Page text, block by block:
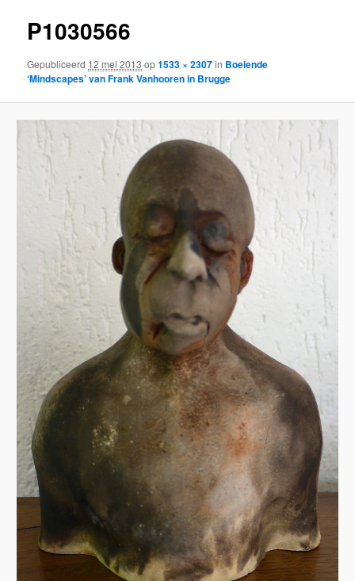
P1030566
Gepubliceerd 12 mei 2013 op1533 × 2307in Boeiende
‘Mindscapes’ van Frank Vanhooren in Brugge